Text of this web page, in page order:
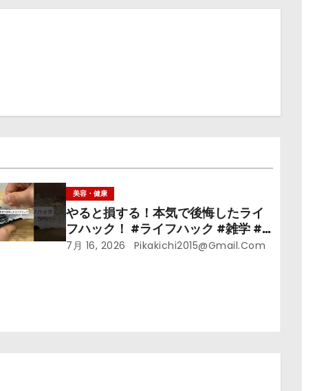
美容・健康
やると損する！本気で後悔したライ
フハック！ #ライフハック #雑学 #
裏技 #shorts #海外
7月 16, 2026 Pikakichi2015@gmail.com